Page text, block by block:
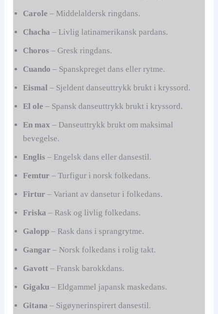
Carole – Middelaldersk ringdans.
Chacha – Livlig latinamerikansk pardans.
Choros – Gresk ringdans.
Cuando – Spanskpreget dans eller rytme.
Eismal – Sjeldent danseuttrykk brukt i kryssord.
El ole – Spansk danseuttrykk brukt i kryssord.
En max – Danseuttrykk brukt om maksimal
bevegelse.
Englis – Engelsk dans eller dansestil.
Femtur – Turfigur i norsk folkedans.
Firtur – Variant av dansetur i folkedans.
Friska – Rask og livlig folkedans.
Galopp– Rask dans i sprangrytme.
Gangar – Norsk folkedans i rolig takt.
Gavott – Fransk barokkdans.
Gigaku – Eldgammel japansk maskedans.
Gitana – Sigøynerinspirert dansestil.